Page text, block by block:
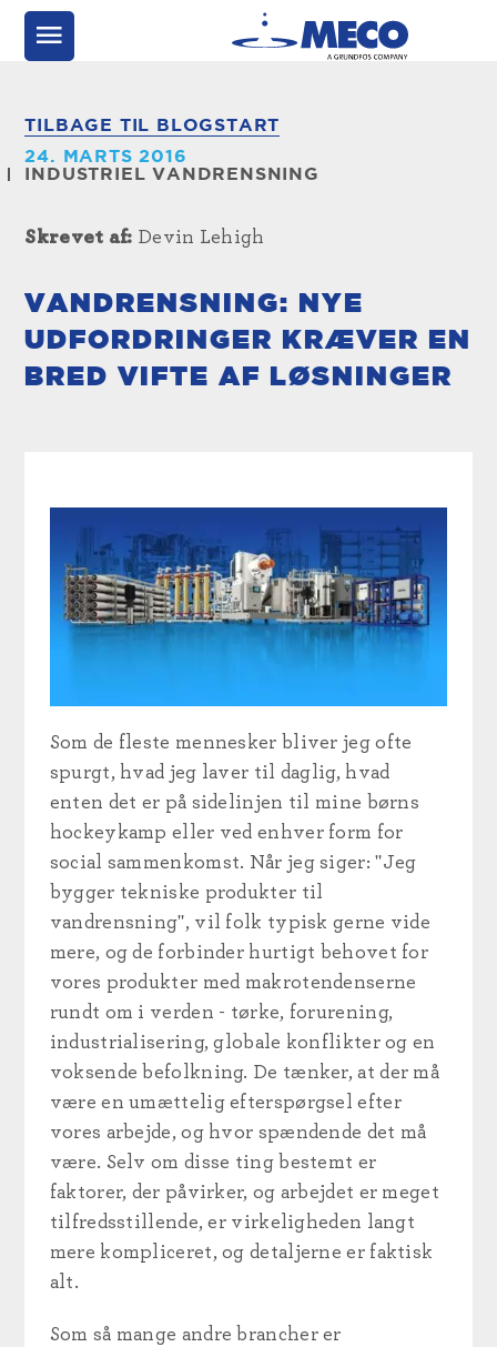
TILBAGE TIL BLOGSTART
24. MARTS 2016
INDUSTRIEL VANDRENSNING
Skrevet af: Devin Lehigh
VANDRENSNING: NYE
UDFORDRINGER KRÆVER EN
BRED VIFTE AF LØSNINGER
Som de fleste mennesker bliver jeg ofte
spurgt, hvad jeg laver til daglig, hvad
enten det er på sidelinjen til mine børns
hockeykamp eller ved enhver form for
social sammenkomst. Når jeg siger: "Jeg
bygger tekniske produkter til
vandrensning", vil folk typisk gerne vide
mere, og de forbinder hurtigt behovet for
vores produkter med makrotendenserne
rundt om i verden - tørke, forurening,
industrialisering, globale konflikter og en
voksende befolkning. De tænker, at der må
være en umættelig efterspørgsel efter
vores arbejde, og hvor spændende det må
være. Selv om disse ting bestemt er
faktorer, der påvirker, og arbejdet er meget
tilfredsstillende, er virkeligheden langt
mere kompliceret, og detaljerne er faktisk
alt.
Som så mange andre brancher er